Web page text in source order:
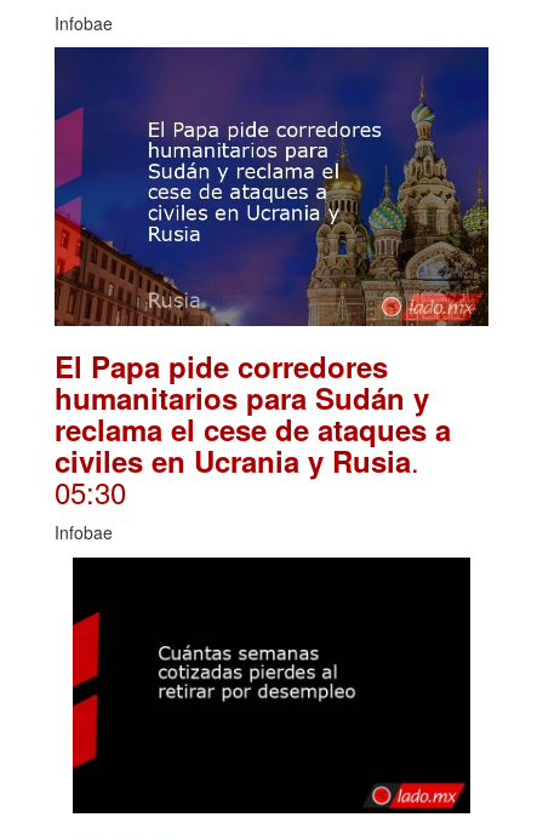
Infobae
El Papa pide corredores
humanitarios para Sudán y
reclama el cese de ataques a
civiles en Ucrania y Rusia.
05:30
Infobae